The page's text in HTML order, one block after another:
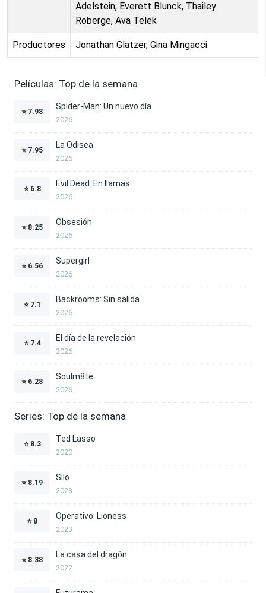
Adelstein, Everett Blunck, Thailey
Roberge, Ava Telek
Productores Jonathan Glatzer, Gina Mingacci
Películas: Top de la semana
⭐ 7.98
Spider-Man: Un nuevo día
2026
⭐ 7.95
La Odisea
2026
⭐ 6.8
Evil Dead: En llamas
2026
⭐ 8.25
Obsesión
2026
⭐ 6.56
Supergirl
2026
⭐ 7.1
Backrooms: Sin salida
2026
⭐ 7.4
El día de la revelación
2026
⭐ 6.28
Soulm8te
2026
Series: Top de la semana
⭐ 8.3
Ted Lasso
2020
⭐ 8.19
Silo
2023
⭐ 8
Operativo: Lioness
2023
⭐ 8.38
La casa del dragón
2022